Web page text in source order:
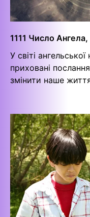
1111 Число
У світі
приховані
змінити наше